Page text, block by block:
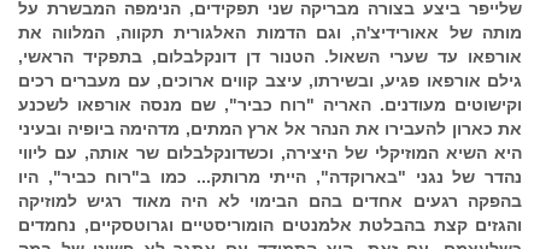
שלייפר ביצע בצורה מבריקה שני תפקידים, הנימפה המבשרת על
מותה של אאורידיצ'ה, וגם הדמות האלגורית תקווה, המלווה את
אורפאו עד שערי השאול. הטנור דן דונקלבלום, בתפקיד הראשי,
גילם אורפאו פגיע, ובשירתו, עיצב קווים ארוכים, עם מעברים רכים
וקישוטים מעודנים. האריה "רוח כביר", שם מנסה אורפאו לשכנע
את כארון להעבירו את הנהר אל ארץ המתים, מדהימה ביופיה ובעיני
היא השיא המוזיקלי של היצירה, וכשדונקלבלום שר אותה, עם ליווי
נהדר של נגני "בארוקדה", הייתי מרותק... כמו ב"רוח כביר", היו
בהפקה רגעים אחדים בהם הבימוי לא היה מאוד רגיש למוזיקה
והגזים קצת בהבלטת אלמנטים הומוריסטיים וגרוטסקיים, נחמדים